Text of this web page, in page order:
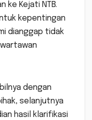
ke Kejati NTB.
kepentingan
dianggap tidak
dengan
selanjutnya
hasil klarifikasi